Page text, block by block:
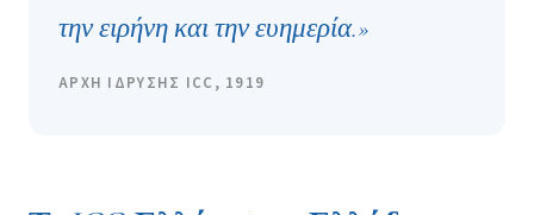
την ειρήνη και την ευημερία.»
ΑΡΧΗ ΙΔΡΥΣΗΣ ICC, 1919